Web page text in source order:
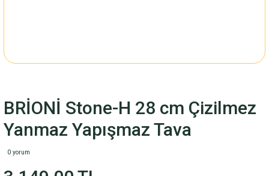
BRİONİ Stone-H 28 cm Çizilmez
Yanmaz Yapışmaz Tava
0 yorum